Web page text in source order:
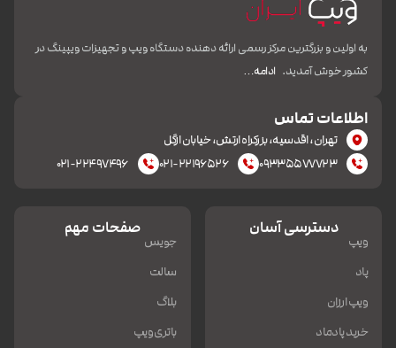
به اولین و بزرگترین مرکز رسمی ارائه دهنده دستگاه ویپ و تجهیزات ویپینگ در
کشور خوش آمدید. ادامه…
اطلاعات تماس
تهران، اقدسیه، بزرکراه ارتش، خیابان ازگل
۰۹۳۳۵۵۷۷۷۲۳
۰۲۱-۲۲۱۹۶۵۲۶ ۰۲۱-۲۲۴۹۷۴۹۶
دسترسی آسان
ویپ
پاد
ویپ ارزان
خرید پادماد
صفحات مهم
جویس
سالت
بلاگ
باتری ویپ